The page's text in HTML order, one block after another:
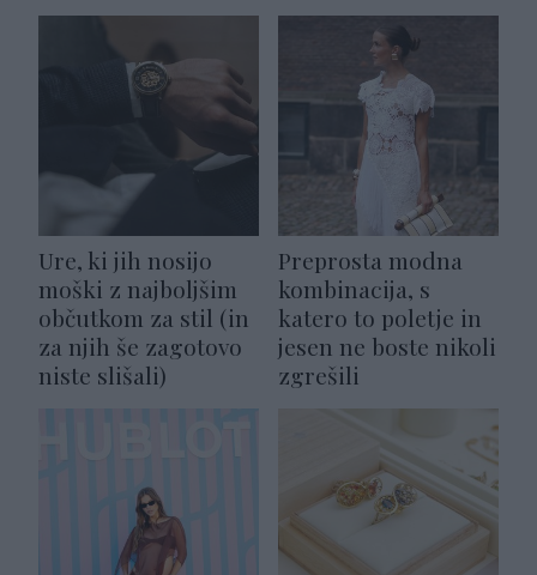
Ure, ki jih nosijo
moški z najboljšim
občutkom za stil (in
za njih še zagotovo
niste slišali)
Preprosta modna
kombinacija, s
katero to poletje in
jesen ne boste nikoli
zgrešili